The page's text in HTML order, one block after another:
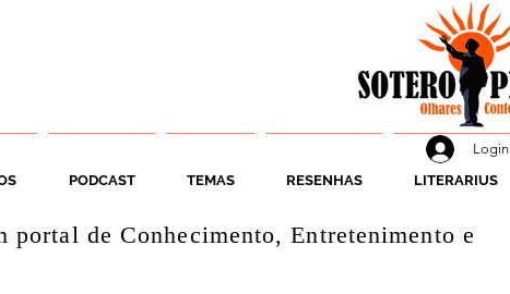
PODCAST TEMAS RESENHAS LITERARIUS
Login
portal de Conhecimento, Entretenimento e